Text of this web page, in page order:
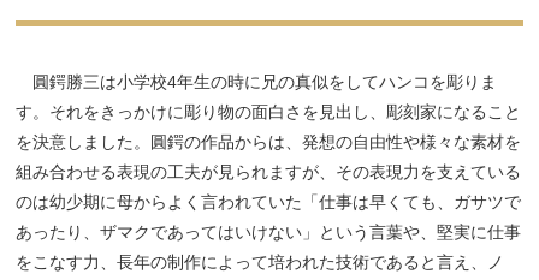
圓鍔勝三は小学校4年生の時に兄の真似をしてハンコを彫りま
す。それをきっかけに彫り物の面白さを見出し、彫刻家になること
を決意しました。圓鍔の作品からは、発想の自由性や様々な素材を
組み合わせる表現の工夫が見られますが、その表現力を支えている
のは幼少期に母からよく言われていた「仕事は早くても、ガサツで
あったり、ザマクであってはいけない」という言葉や、堅実に仕事
をこなす力、長年の制作によって培われた技術であると言え、ノ